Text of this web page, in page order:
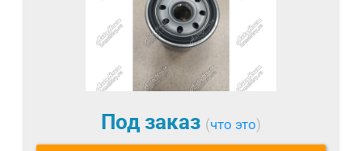
Под заказ (что это)